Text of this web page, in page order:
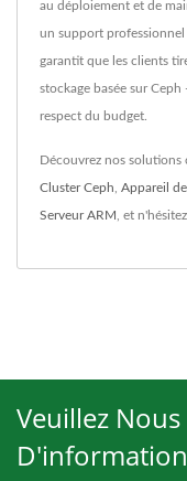
au déploiement et de
un support
garantit que les clients
stockage basée sur
respect du budget.
Découvrez nos solutions
Cluster Ceph Appareil
Serveur ARM , et
Veuillez